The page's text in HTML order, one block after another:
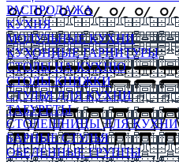
РАСПРОДАЖА
КУХНЯ
МОДУЛЬНЫЕ КУХНИ
КУХОННЫЕ ГАРНИТУРЫ
СТОЛЫ НА КУХНЮ
СТОЛЫ КНИЖКИ
СТУЛЬЯ ДЛЯ КУХНИ
ТАБУРЕТЫ
СТОЛЕШНИЦЫ ДЛЯ КУХНИ
БАРНЫЕ СТУЛЬЯ
ОБЕДЕННЫЕ ГРУППЫ